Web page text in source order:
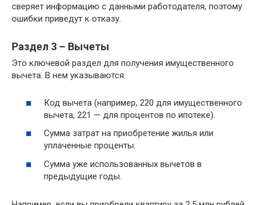
сверяет информацию с данными работодателя, поэтому
ошибки приведут к отказу.
Раздел 3 – Вычеты
Это ключевой раздел для получения имущественного
вычета. В нем указываются:
Код вычета (например, 220 для имущественного
вычета, 221 — для процентов по ипотеке).
Сумма затрат на приобретение жилья или
уплаченные проценты.
Сумма уже использованных вычетов в
предыдущие годы.